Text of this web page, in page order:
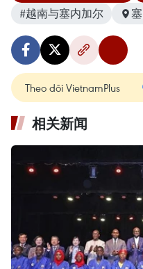
#越南与塞内加尔
Theo dõi VietnamPlus
相关新闻